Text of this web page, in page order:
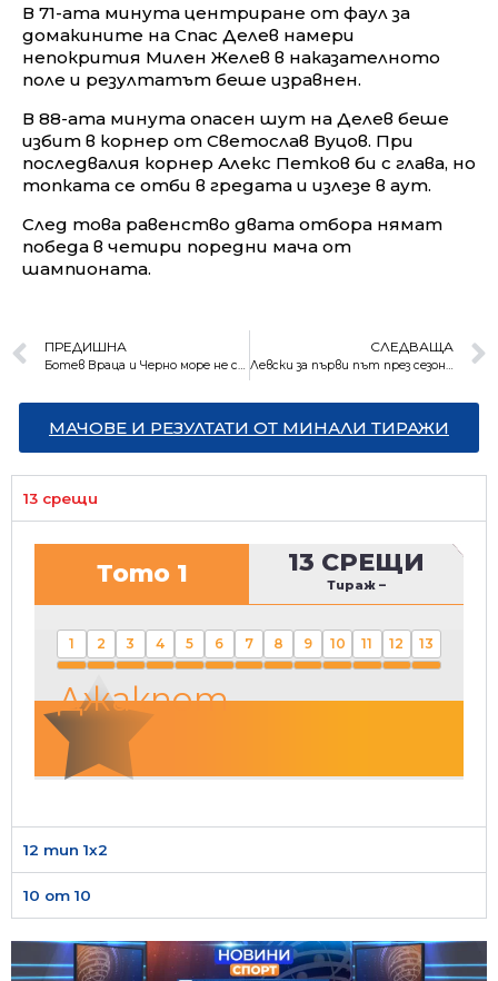
В 71-ата минута центриране от фаул за
домакините на Спас Делев намери
непокрития Милен Желев в наказателното
поле и резултатът беше изравнен.
В 88-ата минута опасен шут на Делев беше
избит в корнер от Светослав Вуцов. При
последвалия корнер Алекс Петков би с глава, но
топката се отби в гредата и излезе в аут.
След това равенство двата отбора нямат
победа в четири поредни мача от
шампионата.
ПРЕДИШНА
Ботев Враца и Черно море не се победиха
СЛЕДВАЩА
Левски за първи път през сезона постигна две поредни победи
МАЧОВЕ И РЕЗУЛТАТИ ОТ МИНАЛИ ТИРАЖИ
13 срещи
Тото 1 13 СРЕЩИ
Тираж –
1 2 3 4 5 6 7 8 9 10 11 12 13
Джакпот
12 тип 1х2
10 от 10